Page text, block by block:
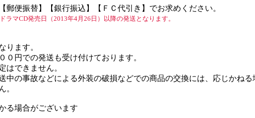
郵便振替】【銀行振込】【ＦＣ代引き】でお求めください。
マCD発売日（2013年4月26日）以降の発送となります。
ります。
円での発送も受け付けております。
はできません。
中の事故などによる外装の破損などでの商品の交換には、応じかね
。
る場合がございます